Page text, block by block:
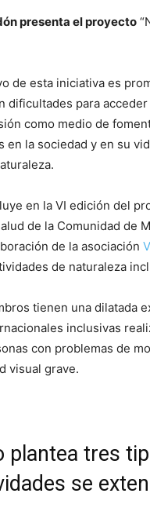
presenta el proyecto
de esta iniciativa es
dificultades para
como medio de
en la sociedad y en su
en la VI edición del
de la Comunidad de
de la asociación
de naturaleza
tienen una dilatada
inclusivas
con problemas de
visual grave.
plantea tres
se